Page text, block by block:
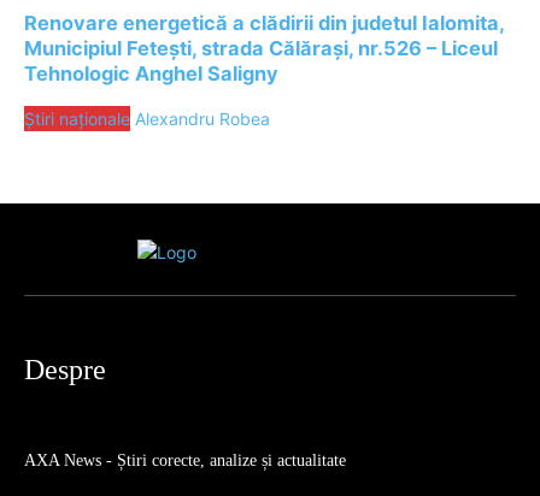
Renovare energetică a clădirii din judetul Ialomita,
Municipiul Fetești, strada Călărași, nr.526 – Liceul
Tehnologic Anghel Saligny
Știri naționale Alexandru Robea
Despre
AXA News - Știri corecte, analize și actualitate